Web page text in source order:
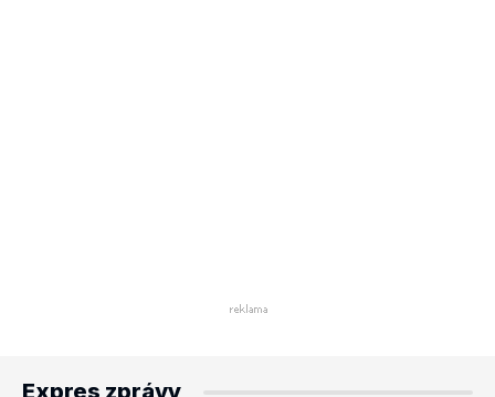
Expres zprávy